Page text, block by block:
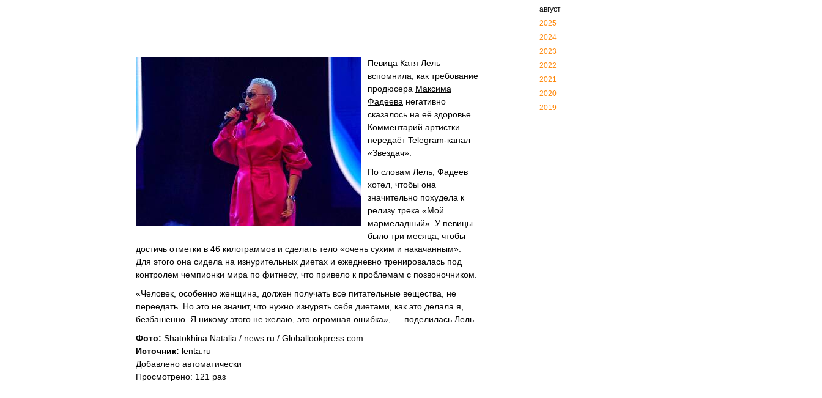
Певица Катя Лель
вспомнила, как требование
продюсера Максима
Фадеева негативно
сказалось на её здоровье.
Комментарий артистки
передаёт Telegram-канал
«Звездач».
По словам Лель, Фадеев
хотел, чтобы она
значительно похудела к
релизу трека «Мой
мармеладный». У певицы
было три месяца, чтобы
достичь отметки в 46 килограммов и сделать тело «очень сухим и накачанным».
Для этого она сидела на изнурительных диетах и ежедневно тренировалась под
контролем чемпионки мира по фитнесу, что привело к проблемам с позвоночником.
«Человек, особенно женщина, должен получать все питательные вещества, не
переедать. Но это не значит, что нужно изнурять себя диетами, как это делала я,
безбашенно. Я никому этого не желаю, это огромная ошибка», — поделилась Лель.
Фото: Shatokhina Natalia / news.ru / Globallookpress.com
Источник: lenta.ru
Добавлено автоматически
Просмотрено: 121 раз
август
2025
2024
2023
2022
2021
2020
2019